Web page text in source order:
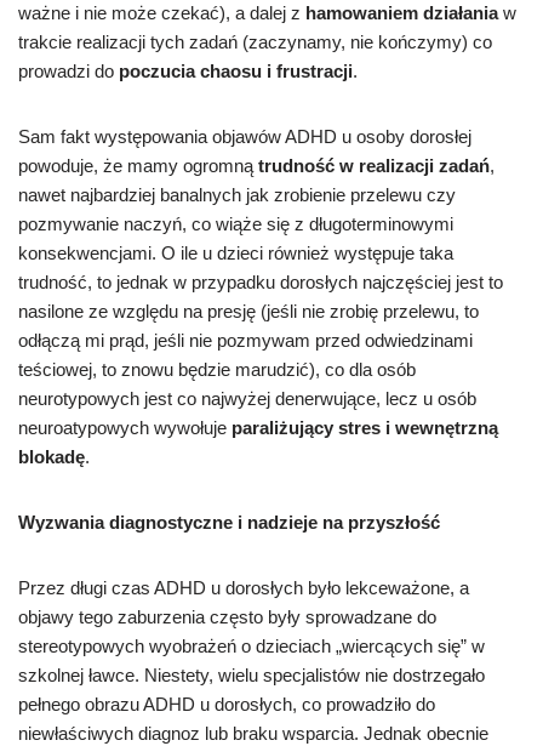
ważne i nie może czekać), a dalej z hamowaniem działaniaw
trakcie realizacji tych zadań (zaczynamy, nie kończymy) co
prowadzi do poczucia chaosu i frustracji.
Sam fakt występowania objawów ADHD u osoby dorosłej
powoduje, że mamy ogromną trudność w realizacji zadań,
nawet najbardziej banalnych jak zrobienie przelewu czy
pozmywanie naczyń, co wiąże się z długoterminowymi
konsekwencjami. O ile u dzieci również występuje taka
trudność, to jednak w przypadku dorosłych najczęściej jest to
nasilone ze względu na presję (jeśli nie zrobię przelewu, to
odłączą mi prąd, jeśli nie pozmywam przed odwiedzinami
teściowej, to znowu będzie marudzić), co dla osób
neurotypowych jest co najwyżej denerwujące, lecz u osób
neuroatypowych wywołuje paraliżujący stres i wewnętrzną
blokadę.
Wyzwania diagnostyczne i nadzieje na przyszłość
Przez długi czas ADHD u dorosłych było lekceważone, a
objawy tego zaburzenia często były sprowadzane do
stereotypowych wyobrażeń o dzieciach „wiercących się” w
szkolnej ławce. Niestety, wielu specjalistów nie dostrzegało
pełnego obrazu ADHD u dorosłych, co prowadziło do
niewłaściwych diagnoz lub braku wsparcia. Jednak obecnie